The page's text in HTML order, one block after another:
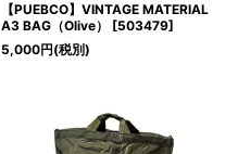
【PUEBCO】VINTAGE MATERIAL
A3 BAG（Olive）
[503479]
5,000円(税別)